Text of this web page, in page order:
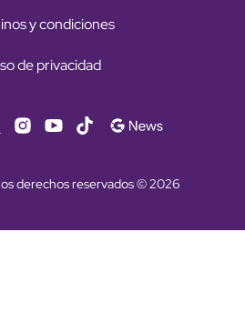
y condiciones
de privacidad
derechos reservados © 2026